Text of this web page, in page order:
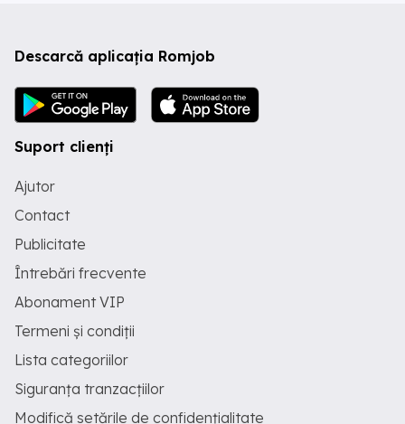
Descarcă aplicația Romjob
Suport clienți
Ajutor
Contact
Publicitate
Întrebări frecvente
Abonament VIP
Termeni și condiții
Lista categoriilor
Siguranța tranzacțiilor
Modifică setările de confidențialitate